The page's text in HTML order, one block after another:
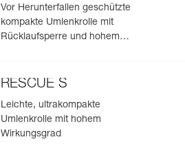
Vor Herunterfallen geschützte
kompakte Umlenkrolle mit
Rücklaufsperre und hohem
RESCUE S
Leichte, ultrakompakte
Umlenkrolle mit hohem
Wirkungsgrad